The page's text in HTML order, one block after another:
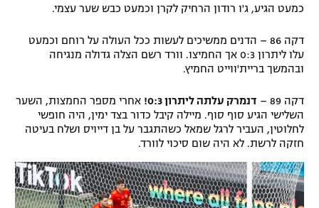
כמעט הגיע, ג'ו רודון הרחיק לקרן וכמעט כבש שער עצמי.
דקה 86 – הדנים ממשיכים לעשות ככל העולה על רוחם וכמעט
עלו ליתרון 0:3 אך החמיצו. וורד רשם הצלה גדולה מנגיחה
ובהמשך בריית'ווייט החמיץ.
דקה 89 – דנמרק עלתה ליתרון 0:3!
אחרי מספר החמצות, השער
השלישי הגיע סוף סוף. מיילה קיבל כדור בצד ימין, היה חופשי
לחלוטין, העביר לרגל שמאל כשהתגבר על בן דייויס ושלח בעיטה
חזקה לרשת. לא היה שום סיכוי לוורד.